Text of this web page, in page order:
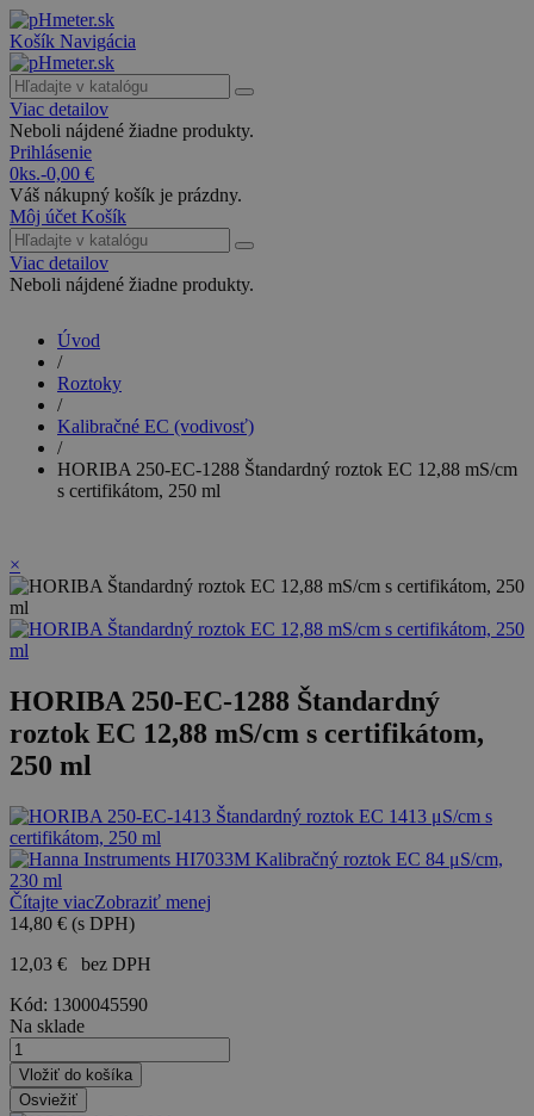
Košík Navigácia
Viac detailov
Neboli nájdené žiadne produkty.
Prihlásenie
0ks.-0,00 €
Váš nákupný košík je prázdny.
Môj účet Košík
Viac detailov
Neboli nájdené žiadne produkty.
Úvod
/
Roztoky
/
Kalibračné EC (vodivosť)
/
HORIBA 250-EC-1288 Štandardný roztok EC 12,88 mS/cm
s certifikátom, 250 ml
×
HORIBA 250-EC-1288 Štandardný
roztok EC 12,88 mS/cm s certifikátom,
250 ml
Čítajte viacZobraziť menej
14,80 € (s DPH)
12,03 €
bez DPH
Kód: 1300045590
Na sklade
Vložiť do košíka